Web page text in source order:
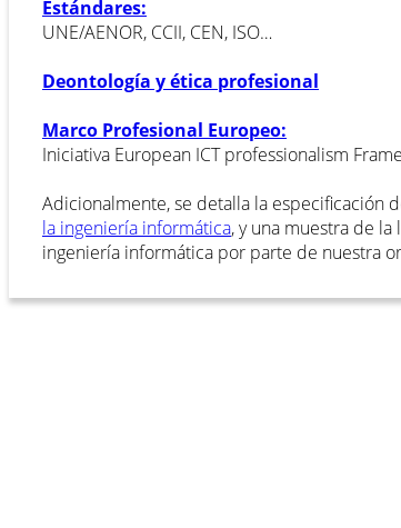
Estándares:
UNE/AENOR, CCII, CEN, ISO…
Deontología y ética profesional
Marco Profesional Europeo:
Iniciativa European ICT professionalism
Adicionalmente, se detalla la especificación
la ingeniería informática, y una muestra de la
ingeniería informática por parte de nuestra